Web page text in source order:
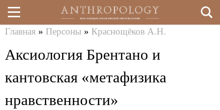
Перейти
к
здесь
Главная » Персоны » Краснощёков А.Н.
Аксиология Брентано и
кантовская «метафизика
нравственности»